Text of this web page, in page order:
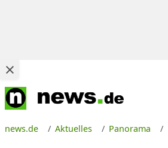
news.de Aktuelles Panorama